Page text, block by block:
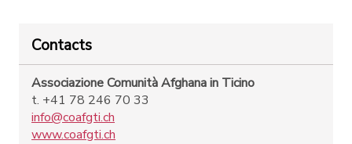
Contacts
Associazione Comunità Afghana in Ticino
t. +41 78 246 70 33
info@coafgti.ch
www.coafgti.ch